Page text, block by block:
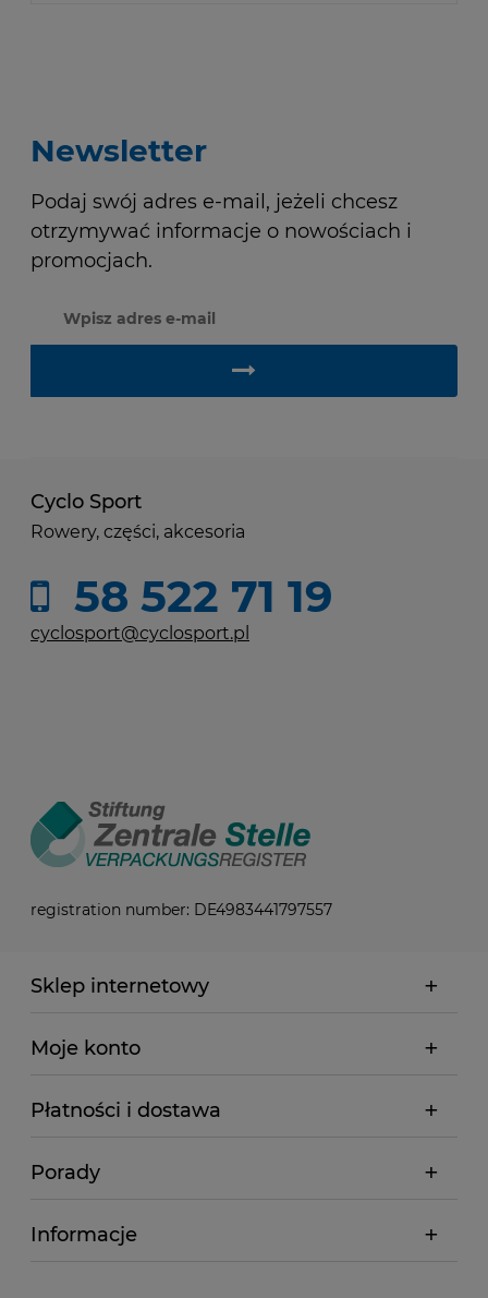
Newsletter
Podaj swój adres e-mail, jeżeli chcesz
otrzymywać informacje o nowościach i
promocjach.
Cyclo Sport
Rowery, części, akcesoria
58 522 71 19
cyclosport@cyclosport.pl
registration number: DE4983441797557
Sklep internetowy
Moje konto
Płatności i dostawa
Porady
Informacje